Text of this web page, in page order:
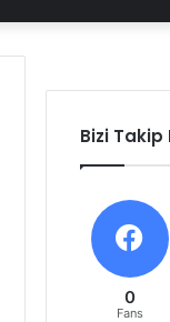
Bizi Takip
0
Fans